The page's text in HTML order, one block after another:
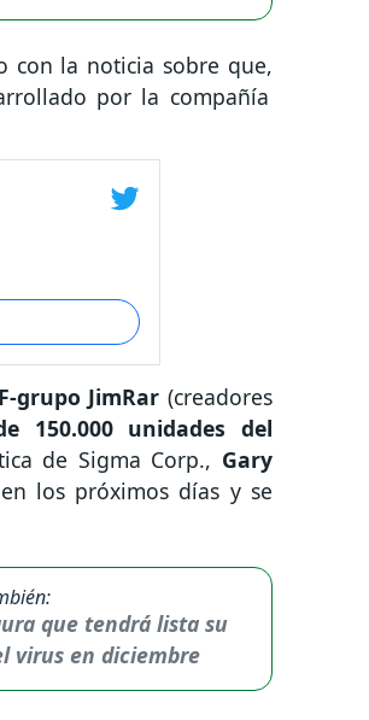
con la noticia sobre que,
por la compañía
grupo JimRar (creadores
150.000 unidades del
de Sigma Corp., Gary
los próximos días y se
que tendrá lista su
virus en diciembre